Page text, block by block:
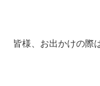
皆様、お出かけの際